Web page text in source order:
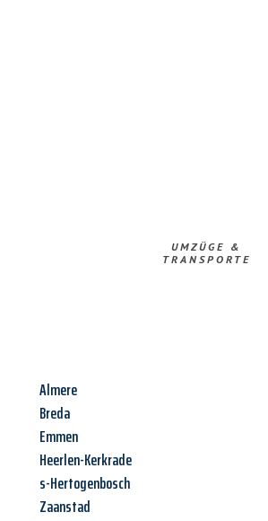
UMZÜGE &
TRANSPORTE
Almere
Breda
Emmen
Heerlen-Kerkrade
s-Hertogenbosch
Zaanstad